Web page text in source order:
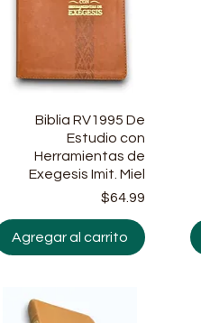
Vista rápida
Biblia RV1995 De
Estudio con
Herramientas de
Exegesis Imit. Miel
Precio
$64.99
Agregar al carrito